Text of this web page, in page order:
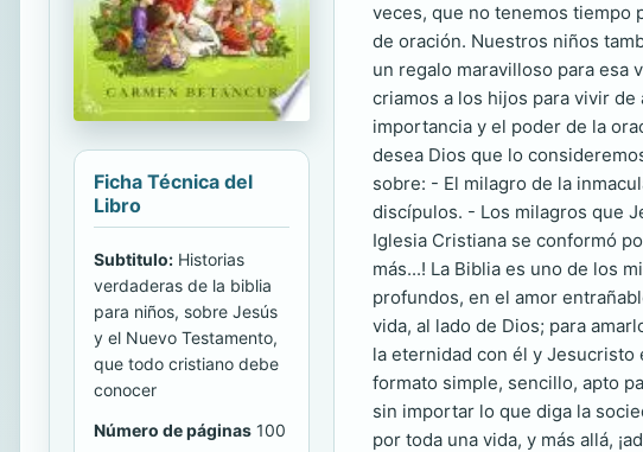
Ficha Técnica del
Libro
Subtitulo: Historias
verdaderas de la biblia
para niños, sobre Jesús
y el Nuevo Testamento,
que todo cristiano debe
conocer
Número de páginas 100
veces, que no tenemos tiempo
de oración. Nuestros niños
un regalo maravilloso para esa
criamos a los hijos para vivir
importancia y el poder de la
desea Dios que lo
sobre: - El milagro de la
discípulos. - Los milagros que
Iglesia Cristiana se conformó
más...! La Biblia es uno de los
profundos, en el amor
vida, al lado de Dios; para
la eternidad con él y Jesucristo
formato simple, sencillo, apto
sin importar lo que diga la
por toda una vida, y más allá,